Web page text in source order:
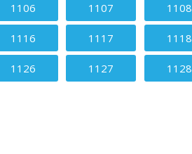
1106 1107 1108
1116 1117 1118
1126 1127 1128